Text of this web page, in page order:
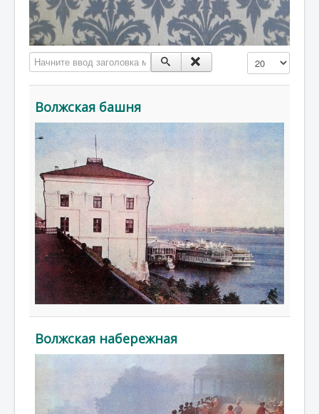
Начните ввод заголовка метки Кол-во строк:
Волжская башня
Волжская набережная